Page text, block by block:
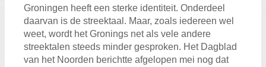
Groningen heeft een sterke identiteit. Onderdeel
daarvan is de streektaal. Maar, zoals iedereen wel
weet, wordt het Gronings net als vele andere
streektalen steeds minder gesproken. Het Dagblad
van het Noorden berichtte afgelopen mei nog dat